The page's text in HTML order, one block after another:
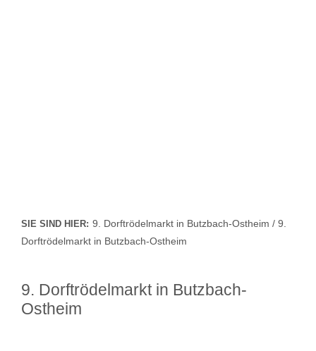
SIE SIND HIER: 9. Dorftrödelmarkt in Butzbach-Ostheim / 9.
Dorftrödelmarkt in Butzbach-Ostheim
9. Dorftrödelmarkt in Butzbach-
Ostheim